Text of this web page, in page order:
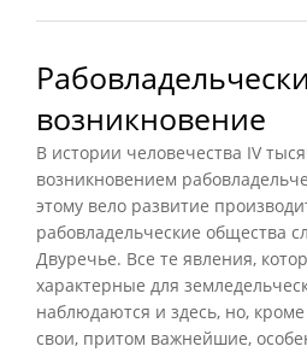
возникновение
В истории человечества IV
возникновением
этому вело развитие
рабовладельческие общества
Двуречье. Все те явления,
характерные для
наблюдаются и здесь, но,
свои, притом важнейшие,